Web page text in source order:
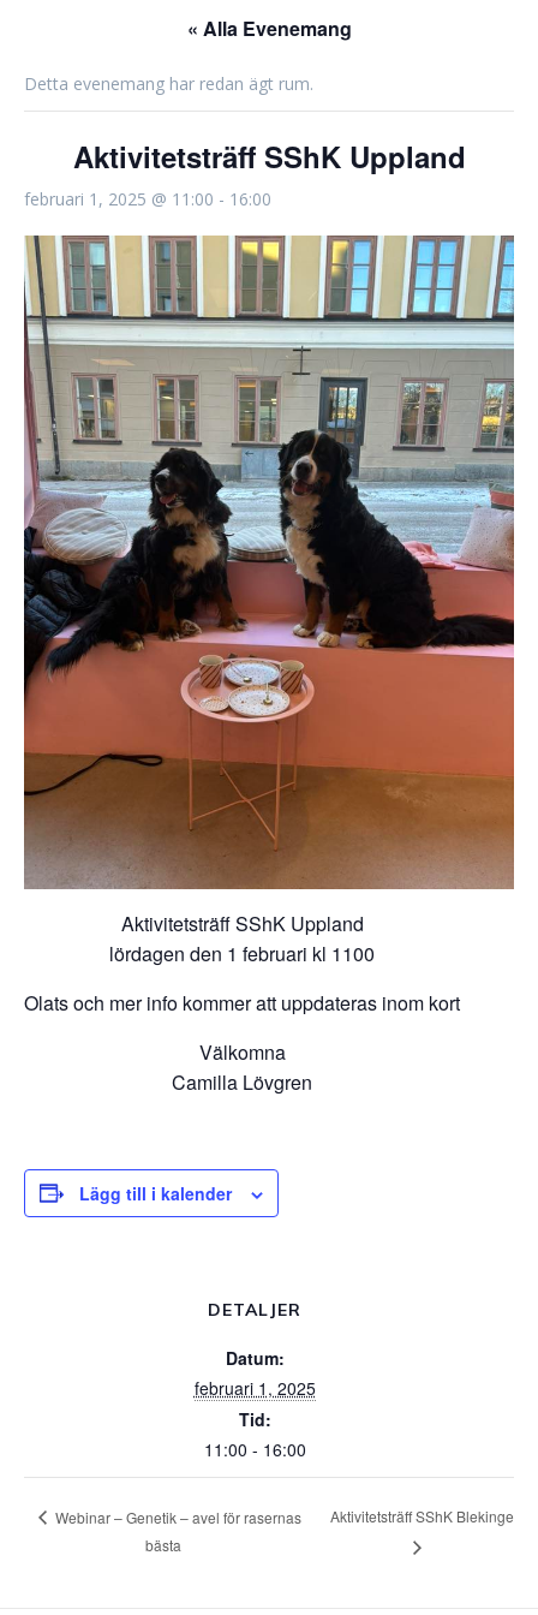
« Alla Evenemang
Detta evenemang har redan ägt rum.
Aktivitetsträff SShK Uppland
februari 1, 2025 @ 11:00 - 16:00
Aktivitetsträff SShK Uppland
lördagen den 1 februari kl 1100
Olats och mer info kommer att uppdateras inom kort
Välkomna
Camilla Lövgren
Lägg till i kalender
DETALJER
Datum:
februari 1, 2025
Tid:
11:00 - 16:00
Webinar – Genetik – avel för rasernas
bästa
Aktivitetsträff SShK Blekinge